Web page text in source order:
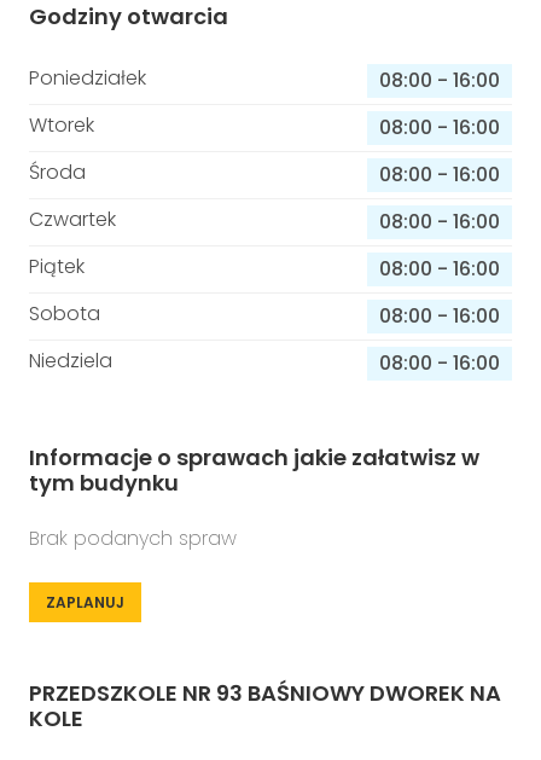
Godziny otwarcia
Poniedziałek 08:00 - 16:00
Wtorek
08:00 - 16:00
Środa
08:00 - 16:00
Czwartek
08:00 - 16:00
Piątek
08:00 - 16:00
Sobota
08:00 - 16:00
Niedziela
08:00 - 16:00
Informacje o sprawach jakie załatwisz w
tym budynku
Brak podanych spraw
ZAPLANUJ
PRZEDSZKOLE NR 93 BAŚNIOWY DWOREK NA
KOLE